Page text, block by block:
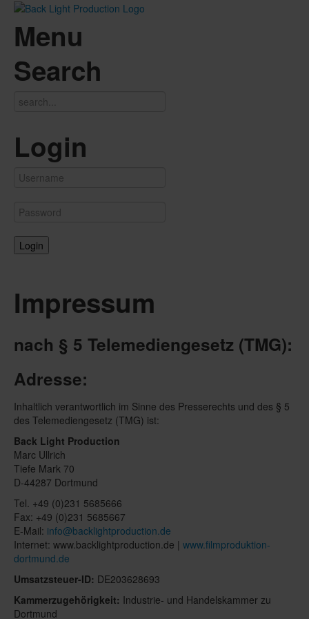
Menu
Search
Login
Impressum
nach § 5 Telemediengesetz (TMG):
Adresse:
Inhaltlich verantwortlich im Sinne des Presserechts und des § 5
des Telemediengesetz (TMG) ist:
Back Light Production
Marc Ullrich
Tiefe Mark 70
D-44287 Dortmund
Tel. +49 (0)231 5685666
Fax: +49 (0)231 5685667
E-Mail: info@backlightproduction.de
Internet: www.backlightproduction.de | www.filmproduktion-
dortmund.de
Umsatzsteuer-ID: DE203628693
Kammerzugehörigkeit: Industrie- und Handelskammer zu
Dortmund